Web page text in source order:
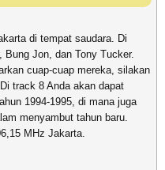
di tempat saudara. Di
Bung Jon, dan Tony Tucker.
cuap-cuap mereka, silakan
track 8 Anda akan dapat
1994-1995, di mana juga
menyambut tahun baru.
MHz Jakarta.